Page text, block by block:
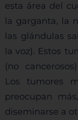
esta área del
la garganta, la
las glándulas
la voz). Estos
(no
Los tumores
preocupan
diseminarse a